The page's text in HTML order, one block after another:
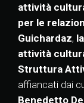
attività
per le
Guichardaz,
attività
Struttura
affiancati dai
Benedetto